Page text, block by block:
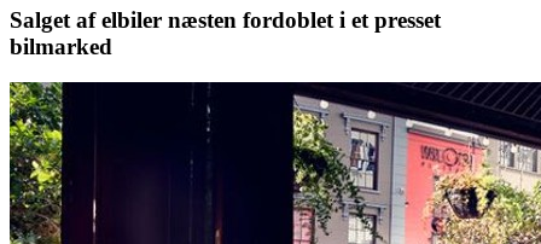
Salget af elbiler næsten fordoblet i et presset
bilmarked